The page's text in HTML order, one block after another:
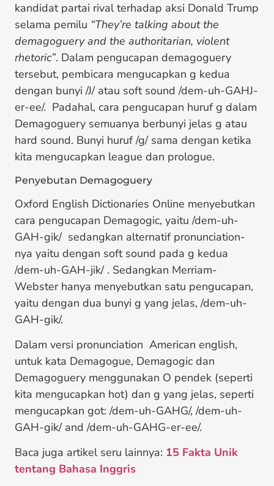
kandidat partai rival terhadap aksi Donald Trump
selama pemilu “They’re talking about the
demagoguery and the authoritarian, violent
rhetoric”. Dalam pengucapan demagoguery
tersebut, pembicara mengucapkan g kedua
dengan bunyi /J/ atau soft sound /dem-uh-GAHJ-
er-ee/. Padahal, cara pengucapan huruf g dalam
Demagoguery semuanya berbunyi jelas g atau
hard sound. Bunyi huruf /g/ sama dengan ketika
kita mengucapkan league dan prologue.
Penyebutan Demagoguery
Oxford English Dictionaries Online menyebutkan
cara pengucapan Demagogic, yaitu /dem-uh-
GAH-gik/ sedangkan alternatif pronunciation-
nya yaitu dengan soft sound pada g kedua
/dem-uh-GAH-jik/ . Sedangkan Merriam-
Webster hanya menyebutkan satu pengucapan,
yaitu dengan dua bunyi g yang jelas, /dem-uh-
GAH-gik/.
Dalam versi pronunciation American english,
untuk kata Demagogue, Demagogic dan
Demagoguery menggunakan O pendek (seperti
kita mengucapkan hot) dan g yang jelas, seperti
mengucapkan got: /dem-uh-GAHG/, /dem-uh-
GAH-gik/ and /dem-uh-GAHG-er-ee/.
Baca juga artikel seru lainnya: 15 Fakta Unik
tentang Bahasa Inggris